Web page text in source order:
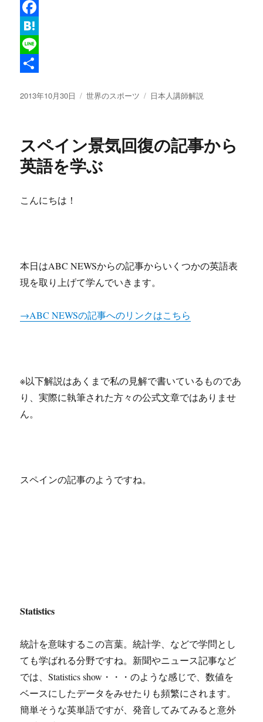
T
w
i
e
F
a
c
b
o
k
H
a
e
a
L
n
有
投
2013年10月30日
カ
ー
世界のスポーツ
タ
日本人講師解説
スペイン景気回復の記事から
英語を学ぶ
こんにちは！
本日はABC NEWSからの記事からいくつかの英語表
現を取り上げて学んでいきます。
→ABC NEWSの記事へのリンクはこちら
※以下解説はあくまで私の見解で書いているものであ
り、実際に執筆された方々の公式文章ではありませ
ん。
スペインの記事のようですね。
Statistics
統計を意味するこの言葉。統計学、などで学問とし
ても学ばれる分野ですね。新聞やニュース記事など
では、Statistics show・・・のような感じで、数値を
ベースにしたデータをみせたりも頻繁にされます。
簡単そうな英単語ですが、発音してみてみると意外